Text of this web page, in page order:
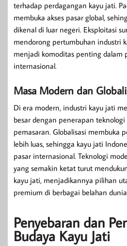
terhadap perdagangan kayu jati.
membuka akses pasar global,
dikenal di luar negeri. Eksploitasi
mendorong pertumbuhan industri
menjadi komoditas penting dalam
internasional.
Masa Modern dan
Di era modern, industri kayu jati
besar dengan penerapan
pemasaran. Globalisasi membuka
lebih luas, sehingga kayu jati
pasar internasional. Teknologi
yang semakin ketat turut
kayu jati, menjadikannya pilihan
premium di berbagai belahan
Penyebaran dan
Budaya Kayu Jati